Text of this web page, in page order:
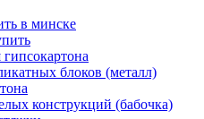
в минске
блоков (металл)
конструкций (бабочка)